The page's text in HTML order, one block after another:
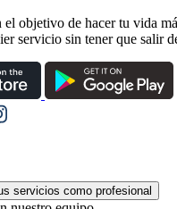
el objetivo de hacer tu vida
servicio sin tener que salir
servicios como profesional